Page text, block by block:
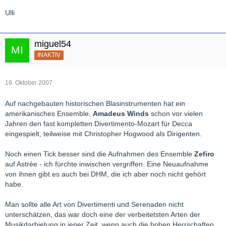
Ulli
miguel54
INAKTIV
16. Oktober 2007
Auf nachgebauten historischen Blasinstrumenten hat ein
amerikanisches Ensemble, Amadeus Winds schon vor vielen
Jahren den fast kompletten Divertimento-Mozart für Decca
eingespielt, teilweise mit Christopher Hogwood als Dirigenten.
Noch einen Tick besser sind die Aufnahmen des Ensemble Zefiro
auf Astrée - ich fürchte inwischen vergriffen. Eine Neuaufnahme
von ihnen gibt es auch bei DHM, die ich aber noch nicht gehört
habe.
Man sollte alle Art von Divertimenti und Serenaden nicht
unterschätzen, das war doch eine der verbeitetsten Arten der
Musikdarbietung in jener Zeit, wenn auch die hohen Herrschaften